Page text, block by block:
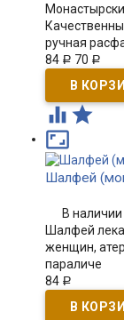
ручная
84 Р 70 Р
 

Шалфей
В наличии
Шалфей
женщин,
параличе
84 Р